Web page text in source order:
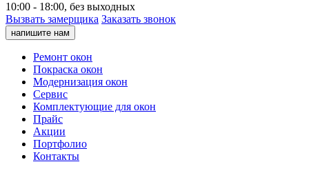
10:00 - 18:00, без выходных
Вызвать замерщика Заказать звонок
напишите нам
Ремонт окон
Покраска окон
Модернизация окон
Сервис
Комплектующие для окон
Прайс
Акции
Портфолио
Контакты